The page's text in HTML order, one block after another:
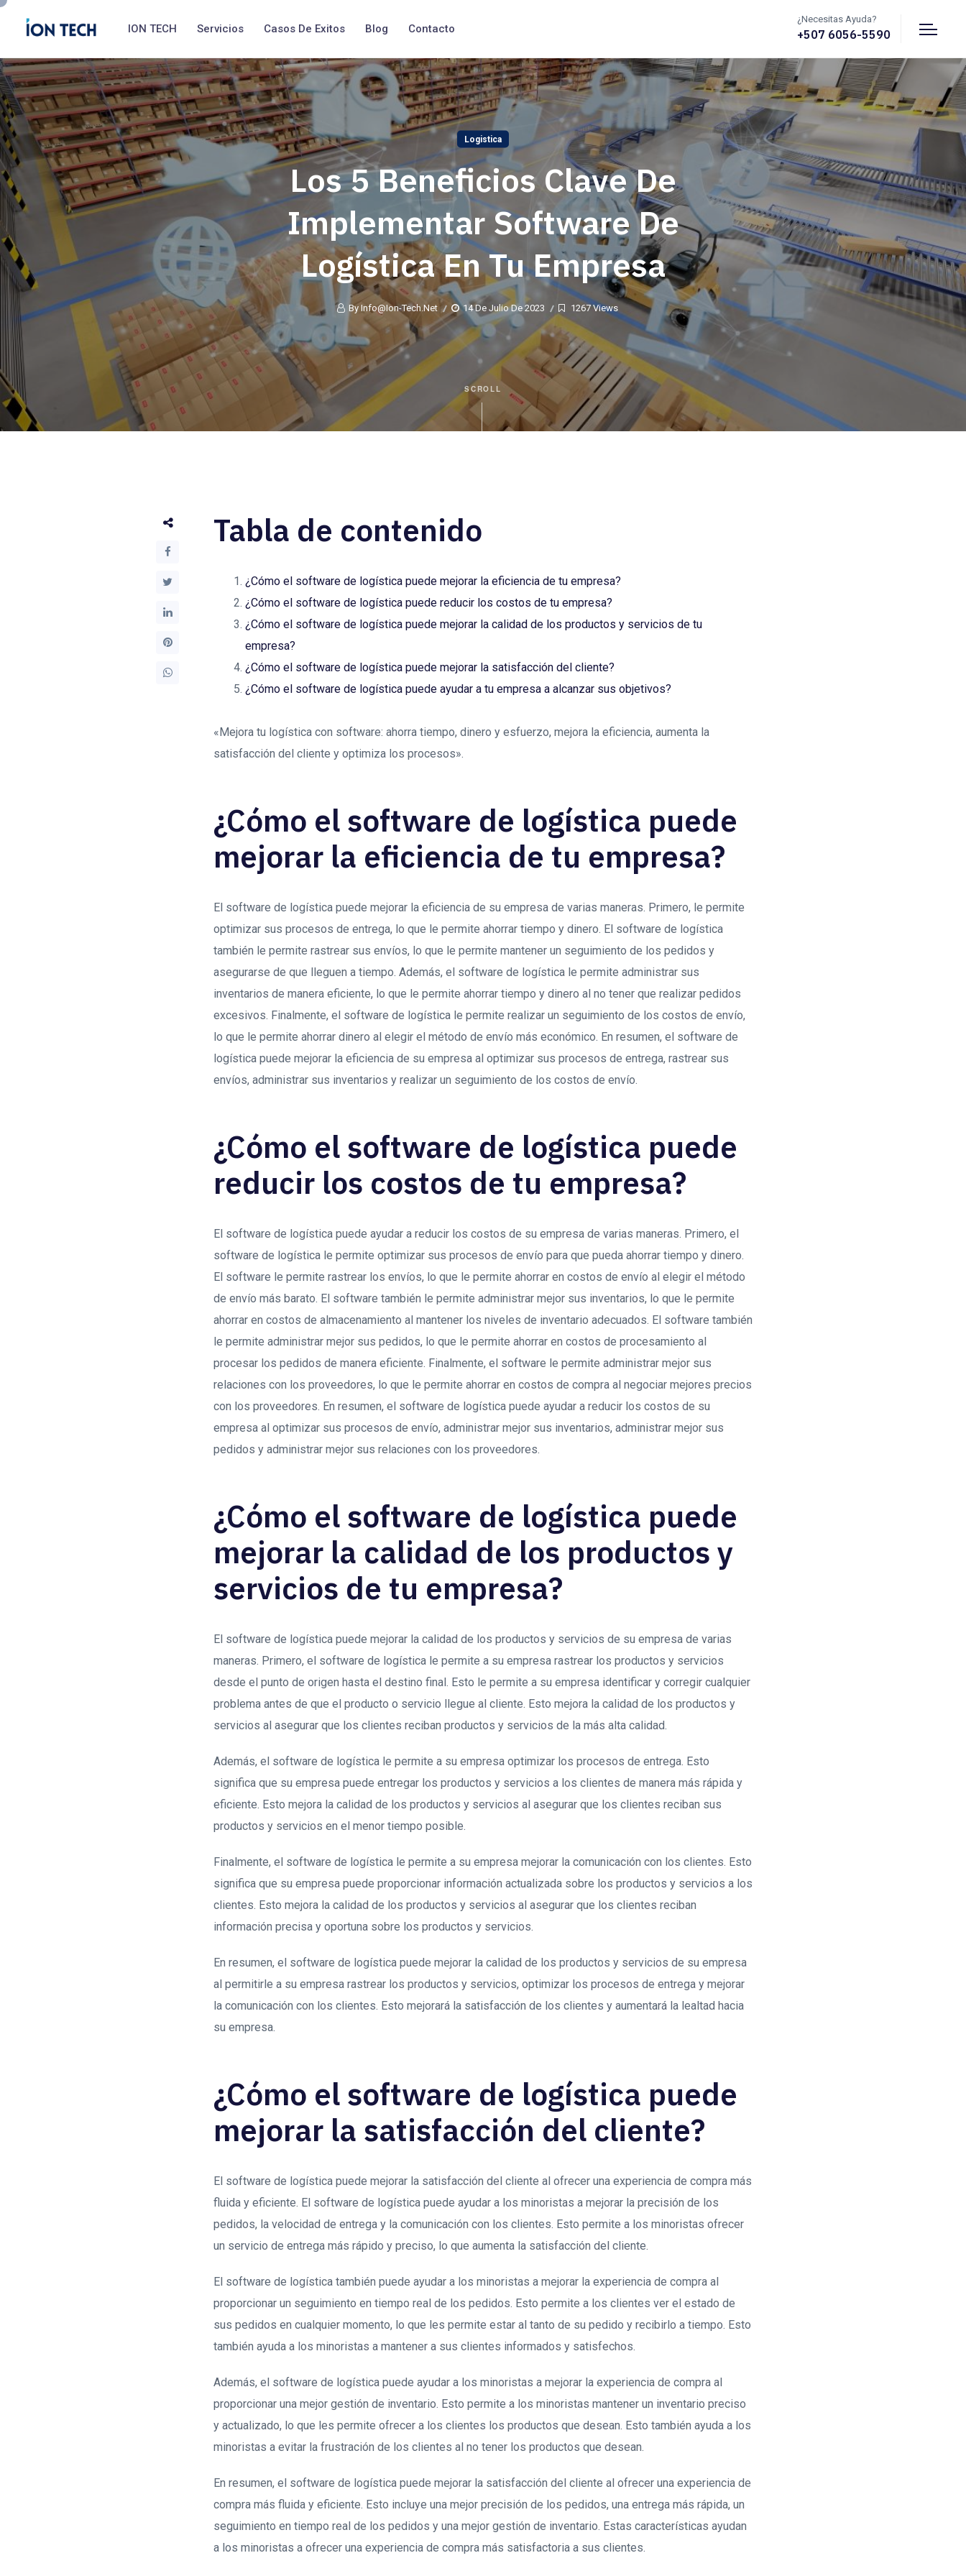
¿Necesitas Ayuda?
+507 6056-5590
ION TECH Servicios Casos De Exitos Blog Contacto
Logistica
Los 5 Beneficios Clave De
Implementar Software De
Logística En Tu Empresa
By Info@ion-Tech.net 14 De Julio De 2023 1267 Views
SCROLL
Tabla de contenido
¿Cómo el software de logística puede mejorar la eficiencia de tu empresa?
¿Cómo el software de logística puede reducir los costos de tu empresa?
¿Cómo el software de logística puede mejorar la calidad de los productos y servicios de tu
empresa?
¿Cómo el software de logística puede mejorar la satisfacción del cliente?
¿Cómo el software de logística puede ayudar a tu empresa a alcanzar sus objetivos?
«Mejora tu logística con software: ahorra tiempo, dinero y esfuerzo, mejora la eficiencia, aumenta la
satisfacción del cliente y optimiza los procesos».
¿Cómo el software de logística puede
mejorar la eficiencia de tu empresa?
El software de logística puede mejorar la eficiencia de su empresa de varias maneras. Primero, le permite
optimizar sus procesos de entrega, lo que le permite ahorrar tiempo y dinero. El software de logística
también le permite rastrear sus envíos, lo que le permite mantener un seguimiento de los pedidos y
asegurarse de que lleguen a tiempo. Además, el software de logística le permite administrar sus
inventarios de manera eficiente, lo que le permite ahorrar tiempo y dinero al no tener que realizar pedidos
excesivos. Finalmente, el software de logística le permite realizar un seguimiento de los costos de envío,
lo que le permite ahorrar dinero al elegir el método de envío más económico. En resumen, el software de
logística puede mejorar la eficiencia de su empresa al optimizar sus procesos de entrega, rastrear sus
envíos, administrar sus inventarios y realizar un seguimiento de los costos de envío.
¿Cómo el software de logística puede
reducir los costos de tu empresa?
El software de logística puede ayudar a reducir los costos de su empresa de varias maneras. Primero, el
software de logística le permite optimizar sus procesos de envío para que pueda ahorrar tiempo y dinero.
El software le permite rastrear los envíos, lo que le permite ahorrar en costos de envío al elegir el método
de envío más barato. El software también le permite administrar mejor sus inventarios, lo que le permite
ahorrar en costos de almacenamiento al mantener los niveles de inventario adecuados. El software también
le permite administrar mejor sus pedidos, lo que le permite ahorrar en costos de procesamiento al
procesar los pedidos de manera eficiente. Finalmente, el software le permite administrar mejor sus
relaciones con los proveedores, lo que le permite ahorrar en costos de compra al negociar mejores precios
con los proveedores. En resumen, el software de logística puede ayudar a reducir los costos de su
empresa al optimizar sus procesos de envío, administrar mejor sus inventarios, administrar mejor sus
pedidos y administrar mejor sus relaciones con los proveedores.
¿Cómo el software de logística puede
mejorar la calidad de los productos y
servicios de tu empresa?
El software de logística puede mejorar la calidad de los productos y servicios de su empresa de varias
maneras. Primero, el software de logística le permite a su empresa rastrear los productos y servicios
desde el punto de origen hasta el destino final. Esto le permite a su empresa identificar y corregir cualquier
problema antes de que el producto o servicio llegue al cliente. Esto mejora la calidad de los productos y
servicios al asegurar que los clientes reciban productos y servicios de la más alta calidad.
Además, el software de logística le permite a su empresa optimizar los procesos de entrega. Esto
significa que su empresa puede entregar los productos y servicios a los clientes de manera más rápida y
eficiente. Esto mejora la calidad de los productos y servicios al asegurar que los clientes reciban sus
productos y servicios en el menor tiempo posible.
Finalmente, el software de logística le permite a su empresa mejorar la comunicación con los clientes. Esto
significa que su empresa puede proporcionar información actualizada sobre los productos y servicios a los
clientes. Esto mejora la calidad de los productos y servicios al asegurar que los clientes reciban
información precisa y oportuna sobre los productos y servicios.
En resumen, el software de logística puede mejorar la calidad de los productos y servicios de su empresa
al permitirle a su empresa rastrear los productos y servicios, optimizar los procesos de entrega y mejorar
la comunicación con los clientes. Esto mejorará la satisfacción de los clientes y aumentará la lealtad hacia
su empresa.
¿Cómo el software de logística puede
mejorar la satisfacción del cliente?
El software de logística puede mejorar la satisfacción del cliente al ofrecer una experiencia de compra más
fluida y eficiente. El software de logística puede ayudar a los minoristas a mejorar la precisión de los
pedidos, la velocidad de entrega y la comunicación con los clientes. Esto permite a los minoristas ofrecer
un servicio de entrega más rápido y preciso, lo que aumenta la satisfacción del cliente.
El software de logística también puede ayudar a los minoristas a mejorar la experiencia de compra al
proporcionar un seguimiento en tiempo real de los pedidos. Esto permite a los clientes ver el estado de
sus pedidos en cualquier momento, lo que les permite estar al tanto de su pedido y recibirlo a tiempo. Esto
también ayuda a los minoristas a mantener a sus clientes informados y satisfechos.
Además, el software de logística puede ayudar a los minoristas a mejorar la experiencia de compra al
proporcionar una mejor gestión de inventario. Esto permite a los minoristas mantener un inventario preciso
y actualizado, lo que les permite ofrecer a los clientes los productos que desean. Esto también ayuda a los
minoristas a evitar la frustración de los clientes al no tener los productos que desean.
En resumen, el software de logística puede mejorar la satisfacción del cliente al ofrecer una experiencia de
compra más fluida y eficiente. Esto incluye una mejor precisión de los pedidos, una entrega más rápida, un
seguimiento en tiempo real de los pedidos y una mejor gestión de inventario. Estas características ayudan
a los minoristas a ofrecer una experiencia de compra más satisfactoria a sus clientes.